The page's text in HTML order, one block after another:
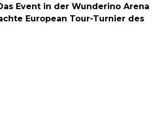
Event in der Wunderino Arena
European Tour-Turnier des